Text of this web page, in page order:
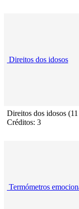
Direitos dos idosos
Direitos dos idosos
Créditos: 3
Termómetros